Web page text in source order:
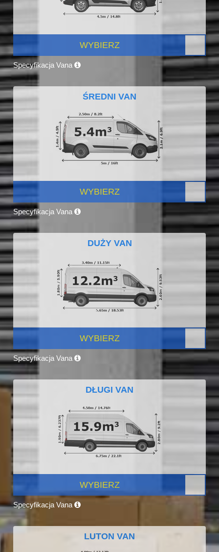
WYBIERZ
Specyfikacja Vana
ŚREDNI VAN
WYBIERZ
Specyfikacja Vana
DUŻY VAN
WYBIERZ
Specyfikacja Vana
DŁUGI VAN
WYBIERZ
Specyfikacja Vana
LUTON VAN